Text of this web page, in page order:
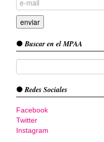
Buscar en el MPAA
Redes Sociales
Facebook
Twitter
Instagram